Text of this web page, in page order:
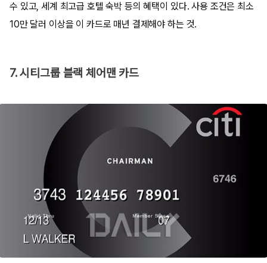
수 있고, 세계 최고급 호텔 숙박 등의 혜택이 있다. 사용 조건은 최소
10만 달러 이상을 이 카드로 매년 결제해야 하는 것.
7. 시티그룹 블랙 체어맨 카드